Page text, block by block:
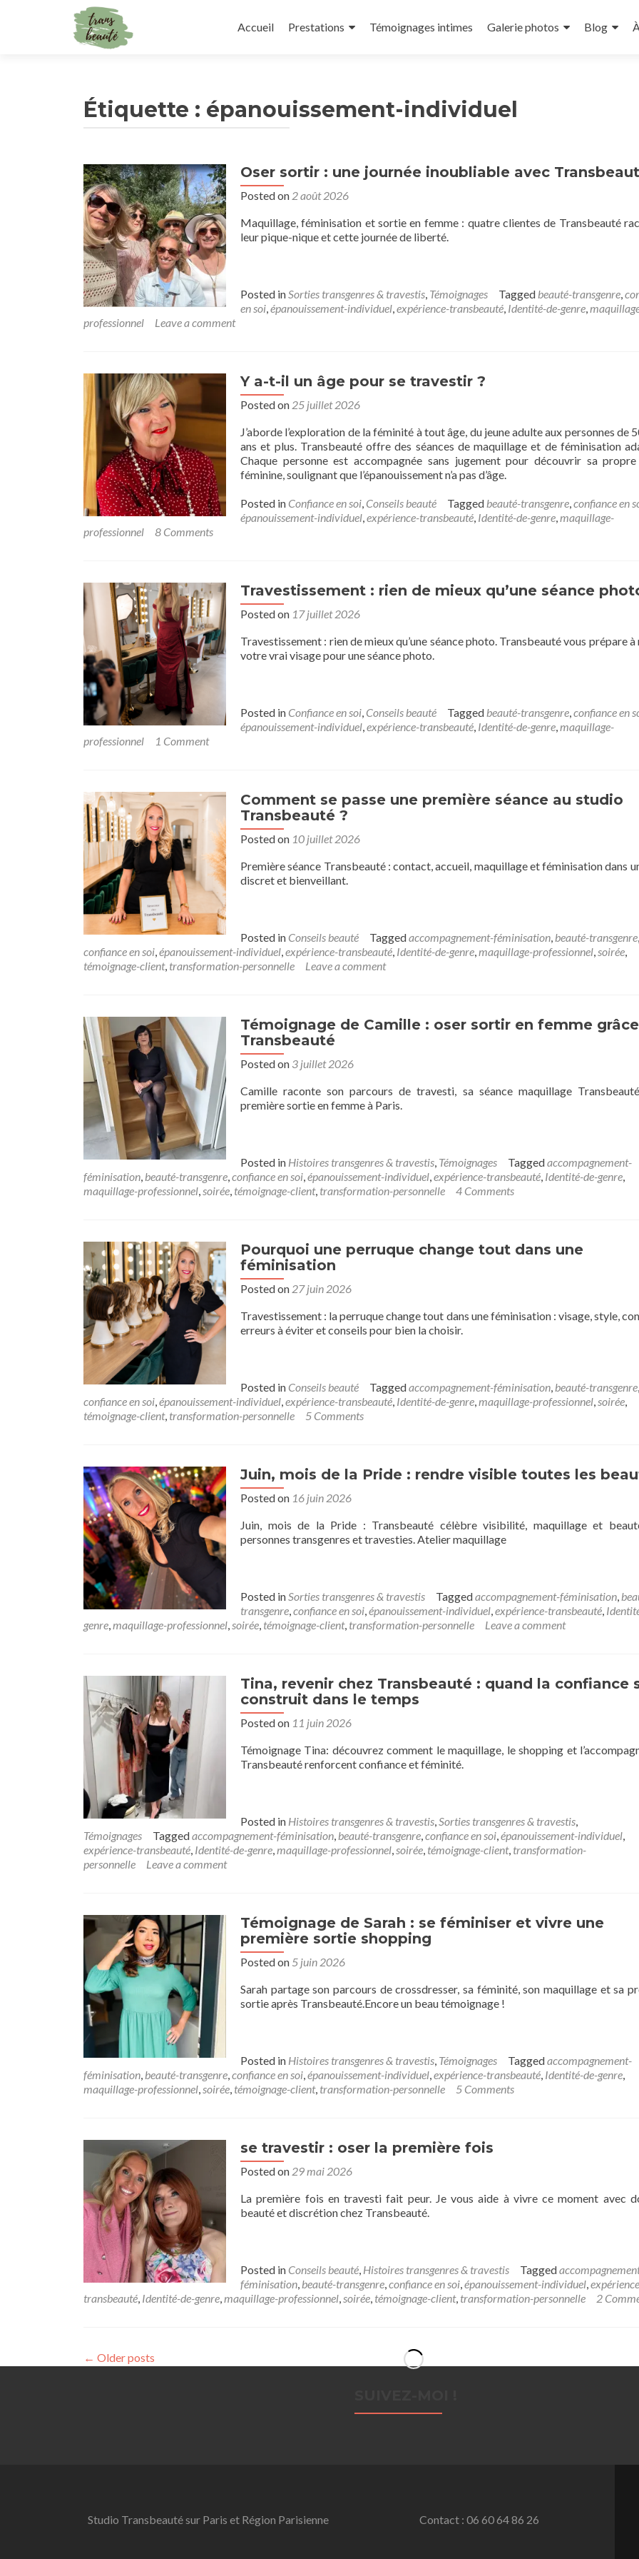
to
Accueil Prestations Témoignages intimes Galerie photos Blog
Étiquette : épanouissement-individuel
Oser sortir : une journée inoubliable avec
Posted on 2 août 2026
Maquillage, féminisation et sortie en femme : quatre clientes de Transbeauté
leur pique-nique et cette journée de liberté.
Posted inSorties transgenres & travestis, Témoignages Tagged beauté-transgenre,
en soi,épanouissement-individuel,expérience-transbeauté, Identité-de-genre,
professionnel
Leave a comment
Y a-t-il un âge pour se travestir ?
Posted on 25 juillet 2026
J’aborde l’exploration de la féminité à tout âge, du jeune adulte aux personnes de
ans et plus. Transbeauté offre des séances de maquillage et de féminisation
Chaque personne est accompagnée sans jugement pour découvrir sa
féminine, soulignant que l’épanouissement n’a pas d’âge.
Posted in Confiance en soi, Conseils beauté Tagged beauté-transgenre,confiance en
épanouissement-individuel,expérience-transbeauté, Identité-de-genre,maquillage-
professionnel
8 Comments
Travestissement : rien de mieux qu’une séance
Posted on 17 juillet 2026
Travestissement : rien de mieux qu’une séance photo. Transbeauté vous prépare
votre vrai visage pour une séance photo.
Posted in Confiance en soi, Conseils beauté Tagged beauté-transgenre,confiance en
épanouissement-individuel,expérience-transbeauté, Identité-de-genre,maquillage-
professionnel
1 Comment
Comment se passe une première séance au studio
Transbeauté ?
Posted on 10 juillet 2026
Première séance Transbeauté : contact, accueil, maquillage et féminisation dans
discret et bienveillant.
Posted in Conseils beauté Taggedaccompagnement-féminisation, beauté-transgenre,
confiance en soi,épanouissement-individuel,expérience-transbeauté, Identité-de-genre,maquillage-professionnel,soirée,
témoignage-client, transformation-personnelle Leave a comment
Témoignage de Camille : oser sortir en femme
Transbeauté
Posted on 3 juillet 2026
Camille raconte son parcours de travesti, sa séance maquillage
première sortie en femme à Paris.
Posted in Histoires transgenres & travestis, Témoignages Taggedaccompagnement-
féminisation, beauté-transgenre,confiance en soi,épanouissement-individuel,expérience-transbeauté, Identité-de-genre,
maquillage-professionnel,soirée, témoignage-client, transformation-personnelle 4 Comments
Pourquoi une perruque change tout dans une
féminisation
Posted on 27 juin 2026
Travestissement : la perruque change tout dans une féminisation : visage, style,
erreurs à éviter et conseils pour bien la choisir.
Posted in Conseils beauté Taggedaccompagnement-féminisation, beauté-transgenre,
confiance en soi,épanouissement-individuel,expérience-transbeauté, Identité-de-genre,maquillage-professionnel,soirée,
témoignage-client, transformation-personnelle 5 Comments
Juin, mois de la Pride : rendre visible toutes les
Posted on 16 juin 2026
Juin, mois de la Pride : Transbeauté célèbre visibilité, maquillage et
personnes transgenres et travesties. Atelier maquillage
Posted inSorties transgenres & travestis Taggedaccompagnement-féminisation,
transgenre,confiance en soi,épanouissement-individuel,expérience-transbeauté,
genre,maquillage-professionnel,soirée, témoignage-client, transformation-personnelle Leave a comment
Tina, revenir chez Transbeauté : quand la confiance
construit dans le temps
Posted on 11 juin 2026
Témoignage Tina: découvrez comment le maquillage, le shopping et
Transbeauté renforcent confiance et féminité.
Posted in Histoires transgenres & travestis,Sorties transgenres & travestis,
Témoignages
Taggedaccompagnement-féminisation, beauté-transgenre,confiance en soi,épanouissement-individuel,
expérience-transbeauté, Identité-de-genre,maquillage-professionnel,soirée, témoignage-client, transformation-
personnelle
Leave a comment
Témoignage de Sarah : se féminiser et vivre une
première sortie shopping
Posted on 5 juin 2026
Sarah partage son parcours de crossdresser, sa féminité, son maquillage et sa
sortie après Transbeauté.Encore un beau témoignage !
Posted in Histoires transgenres & travestis, Témoignages Taggedaccompagnement-
féminisation, beauté-transgenre,confiance en soi,épanouissement-individuel,expérience-transbeauté, Identité-de-genre,
maquillage-professionnel,soirée, témoignage-client, transformation-personnelle 5 Comments
se travestir : oser la première fois
Posted on 29 mai 2026
La première fois en travesti fait peur. Je vous aide à vivre ce moment avec
beauté et discrétion chez Transbeauté.
Posted in Conseils beauté, Histoires transgenres & travestis Tagged
féminisation, beauté-transgenre,confiance en soi,épanouissement-individuel,
transbeauté, Identité-de-genre,maquillage-professionnel,soirée, témoignage-client, transformation-personnelle 2
Navigation
des
articles
← Older posts
Studio Transbeauté sur Paris et Région Parisienne Contact : 06 60 64 86 26